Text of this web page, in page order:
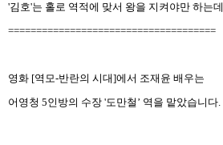
'김호'는 홀로 역적에 맞서 왕을 지켜야만 하는데
=====================================
영화 [역모-반란의 시대]에서 조재윤 배우는
어영청 5인방의 수장 '도만철 ’ 역을 맡았습니다